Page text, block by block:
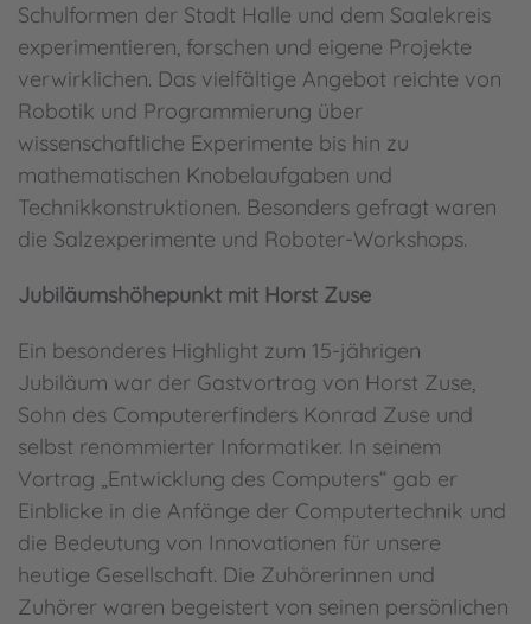
Schulformen der Stadt Halle und dem Saalekreis
experimentieren, forschen und eigene Projekte
verwirklichen. Das vielfältige Angebot reichte von
Robotik und Programmierung über
wissenschaftliche Experimente bis hin zu
mathematischen Knobelaufgaben und
Technikkonstruktionen. Besonders gefragt waren
die Salzexperimente und Roboter-Workshops.
Jubiläumshöhepunkt mit Horst Zuse
Ein besonderes Highlight zum 15-jährigen
Jubiläum war der Gastvortrag von Horst Zuse,
Sohn des Computererfinders Konrad Zuse und
selbst renommierter Informatiker. In seinem
Vortrag „Entwicklung des Computers“ gab er
Einblicke in die Anfänge der Computertechnik und
die Bedeutung von Innovationen für unsere
heutige Gesellschaft. Die Zuhörerinnen und
Zuhörer waren begeistert von seinen persönlichen